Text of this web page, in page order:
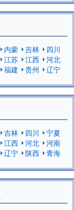
内蒙 吉林
四川
江苏 江西
河北
福建 贵州
辽宁
吉林 四川
宁夏
江西 河北
河南
辽宁 陕西
青海